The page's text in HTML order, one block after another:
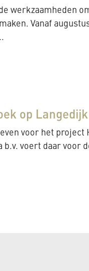
werkzaamheden
Vanaf
op
voor het
voert daar voor